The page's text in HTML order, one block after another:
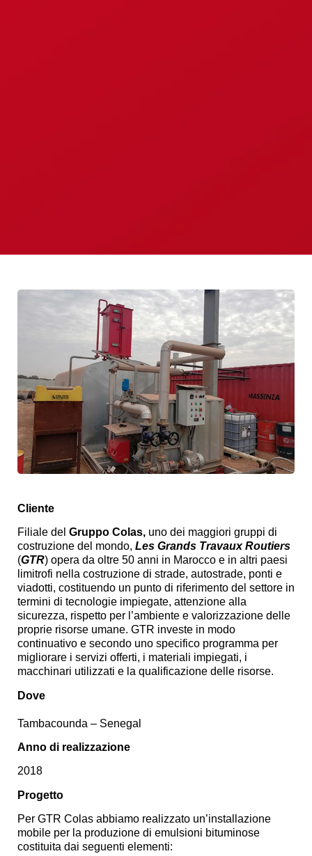
Cliente
Filiale del Gruppo Colas, uno dei maggiori gruppi di
costruzione del mondo, Les Grands Travaux Routiers
(GTR) opera da oltre 50 anni in Marocco e in altri paesi
limitrofi nella costruzione di strade, autostrade, ponti e
viadotti, costituendo un punto di riferimento del settore in
termini di tecnologie impiegate, attenzione alla
sicurezza, rispetto per l’ambiente e valorizzazione delle
proprie risorse umane. GTR investe in modo
continuativo e secondo uno specifico programma per
migliorare i servizi offerti, i materiali impiegati, i
macchinari utilizzati e la qualificazione delle risorse.
Dove
Tambacounda – Senegal
Anno di realizzazione
2018
Progetto
Per GTR Colas abbiamo realizzato un’installazione
mobile per la produzione di emulsioni bituminose
costituita dai seguenti elementi: